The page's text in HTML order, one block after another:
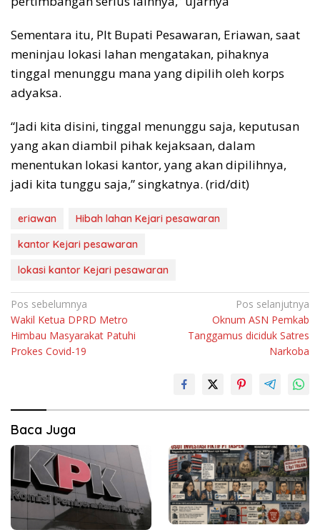
Sementara itu, Plt Bupati Pesawaran, Eriawan, saat
meninjau lokasi lahan mengatakan, pihaknya
tinggal menunggu mana yang dipilih oleh korps
adyaksa.
“Jadi kita disini, tinggal menunggu saja, keputusan
yang akan diambil pihak kejaksaan, dalam
menentukan lokasi kantor, yang akan dipilihnya,
jadi kita tunggu saja,” singkatnya. (rid/dit)
eriawan
Hibah lahan Kejari pesawaran
kantor Kejari pesawaran
lokasi kantor Kejari pesawaran
Navigasi
pos
Pos sebelumnya
Wakil Ketua DPRD Metro
Himbau Masyarakat Patuhi
Prokes Covid-19
Pos selanjutnya
Oknum ASN Pemkab
Tanggamus diciduk Satres
Narkoba
Baca Juga